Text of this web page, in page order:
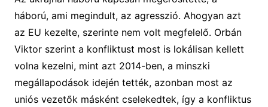
háború, ami megindult, az agresszió. Ahogyan azt
az EU kezelte, szerinte nem volt megfelelő. Orbán
Viktor szerint a konfliktust most is lokálisan kellett
volna kezelni, mint azt 2014-ben, a minszki
megállapodások idején tették, azonban most az
uniós vezetők másként cselekedtek, így a konfliktus